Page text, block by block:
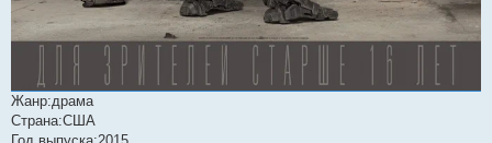
Жанр:драма
Страна:США